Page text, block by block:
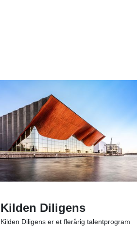
Kilden Diligens
Kilden Diligens er et flerårig talentprogram